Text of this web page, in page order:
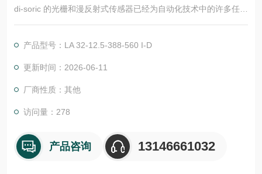
di-soric 的光栅和漫反射式传感器已经为自动化技术中的许多任务
领域开发了多种型号和功能原理。这些产品适用于快速、安全的
器.LHT 41 M 0.2 G3-T3德国德森瑞 DISORIC传感器Disoric德森
瑞 德森瑞 德森瑞 德森瑞 德森瑞 德国Disoric LA开关
产品型号：LA 32-12.5-388-560 I-D
更新时间：2026-06-11
厂商性质：其他
访问量：278
产品咨询 13146661032